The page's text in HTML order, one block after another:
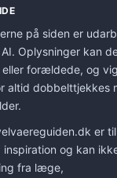
på siden er
Oplysninger kan
forældede, og
altid dobbelttjekkes
er
inspiration og kan
fra læge,